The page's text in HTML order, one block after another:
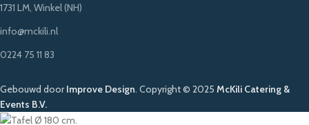
1731 LM, Winkel (NH)
info@mckili.nl
0224 75 11 83
Gebouwd doorImprove Design. Copyright © 2025 McKili Catering &
Events B.V.